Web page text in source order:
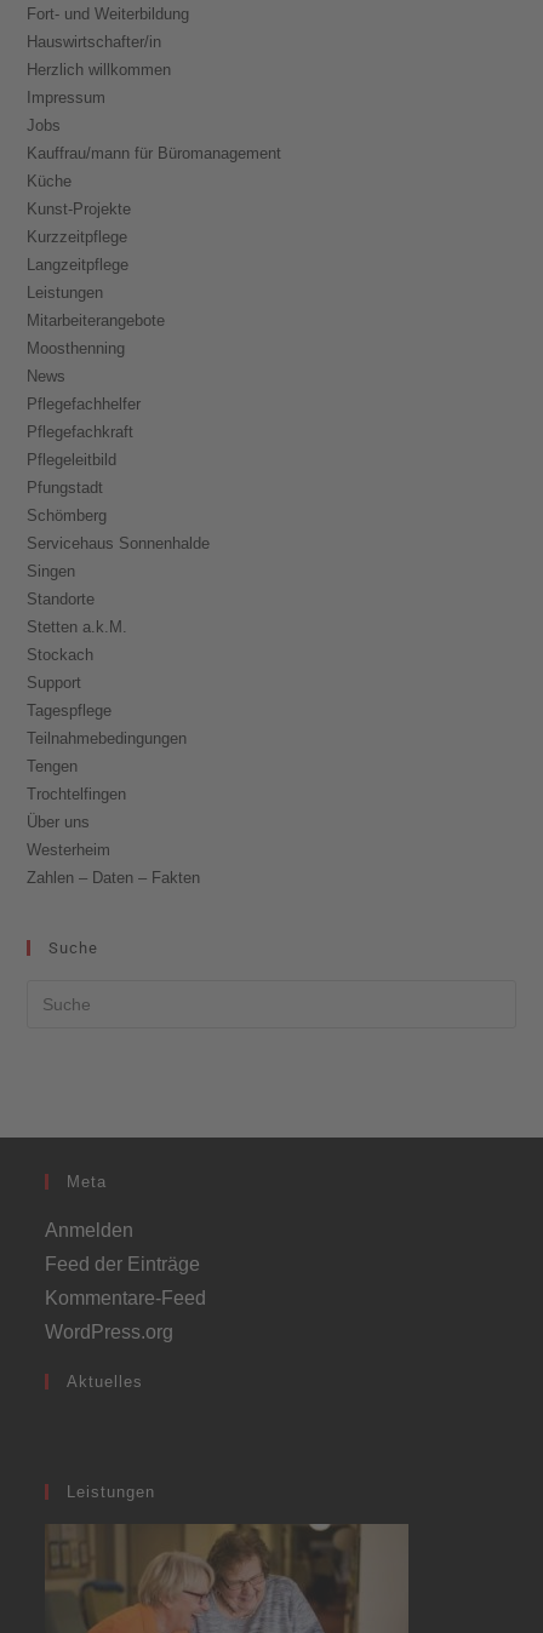
Fort- und Weiterbildung
Hauswirtschafter/in
Herzlich willkommen
Impressum
Jobs
Kauffrau/mann für Büromanagement
Küche
Kunst-Projekte
Kurzzeitpflege
Langzeitpflege
Leistungen
Mitarbeiterangebote
Moosthenning
News
Pflegefachhelfer
Pflegefachkraft
Pflegeleitbild
Pfungstadt
Schömberg
Servicehaus Sonnenhalde
Singen
Standorte
Stetten a.k.M.
Stockach
Support
Tagespflege
Teilnahmebedingungen
Tengen
Trochtelfingen
Über uns
Westerheim
Zahlen – Daten – Fakten
Suche
Meta
Anmelden
Feed der Einträge
Kommentare-Feed
WordPress.org
Aktuelles
Leistungen